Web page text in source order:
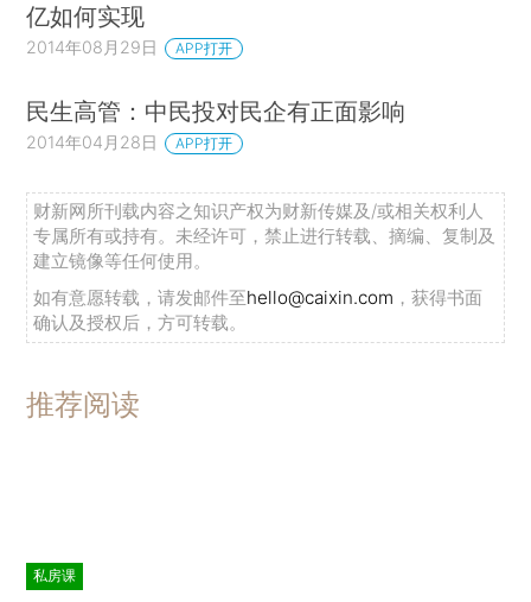
亿如何实现
2014年08月29日 APP打开
民生高管：中民投对民企有正面影响
2014年04月28日 APP打开
财新网所刊载内容之知识产权为财新传媒及/或相关权利人
专属所有或持有。未经许可，禁止进行转载、摘编、复制及
建立镜像等任何使用。
如有意愿转载，请发邮件至hello@caixin.com ，获得书面
确认及授权后，方可转载。
推荐阅读
私房课